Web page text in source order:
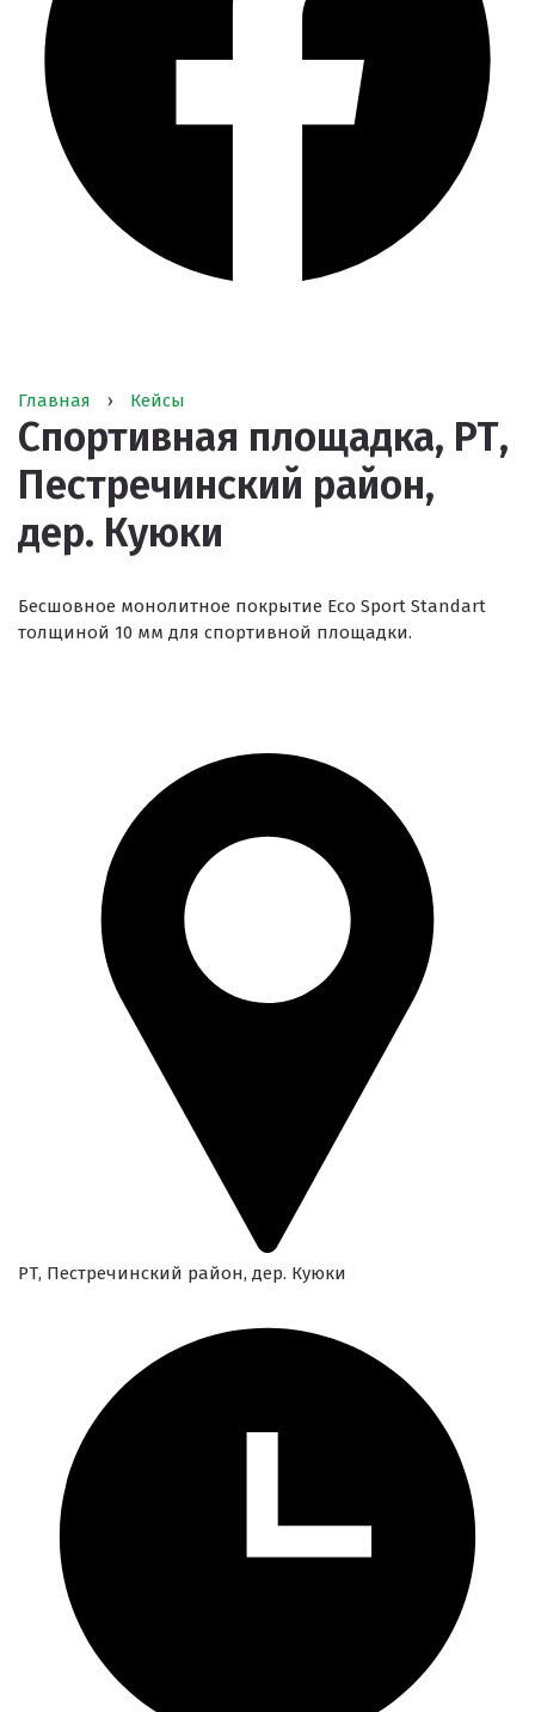
Главная › Кейсы
Спортивная площадка, РТ,
Пестречинский район,
дер. Куюки
Бесшовное монолитное покрытие Eco Sport Standart
толщиной 10 мм для спортивной площадки.
РТ, Пестречинский район, дер. Куюки